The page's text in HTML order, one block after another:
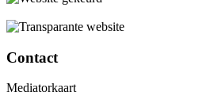
Contact
Mediatorkaart